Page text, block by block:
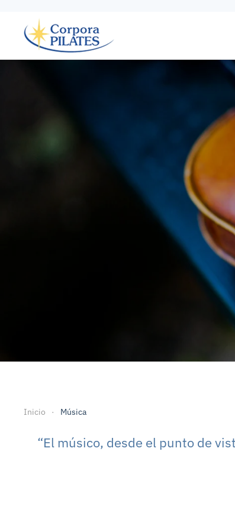
Ir al contenido principal
Inicio Música
“El músico, desde el punto de